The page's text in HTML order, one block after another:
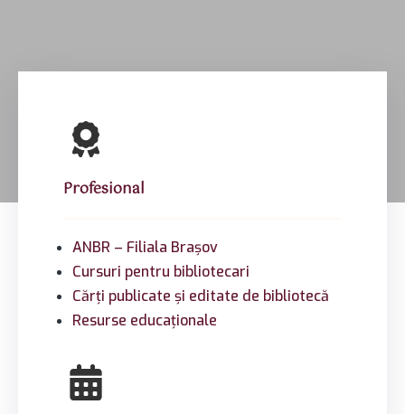
Profesional
ANBR – Filiala Brașov
Cursuri pentru bibliotecari
Cărți publicate și editate de bibliotecă
Resurse educaționale